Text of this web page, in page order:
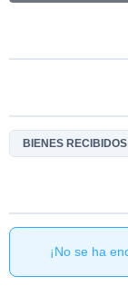
BIENES
¡No se ha